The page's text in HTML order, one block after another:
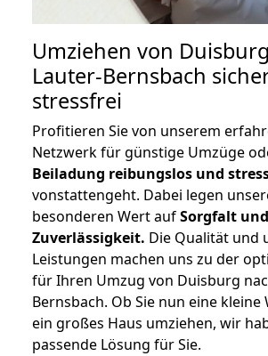
Umziehen von
Lauter-Bernsbach
stressfrei
Profitieren Sie von unserem
Netzwerk für günstige Umzüge
Beiladung reibungslos und
vonstattengeht. Dabei legen
besonderen Wert aufSorgfalt und
Zuverlässigkeit. Die Qualität und
Leistungen machen uns zu der
für Ihren Umzug von Duisburg
Bernsbach. Ob Sie nun eine
ein großes Haus umziehen, wir
passende Lösung für Sie.